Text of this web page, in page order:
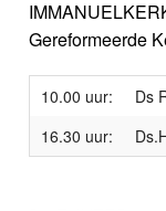
Gereformeerde
10.00 uur:
Ds
16.30 uur: